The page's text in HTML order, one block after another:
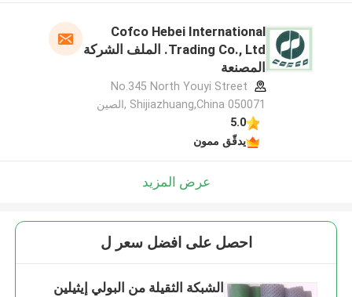
Cofco Hebei International
Trading Co., Ltd. الملف الشركة
المصنعة
No.345 North Youyi Street
Shijiazhuang,China 050071 ,الصين
5.0
يدقّق ممون
عرض المزيد
احصل على افضل سعر ل
الشبكة الثقيلة من البولي إيثيلين